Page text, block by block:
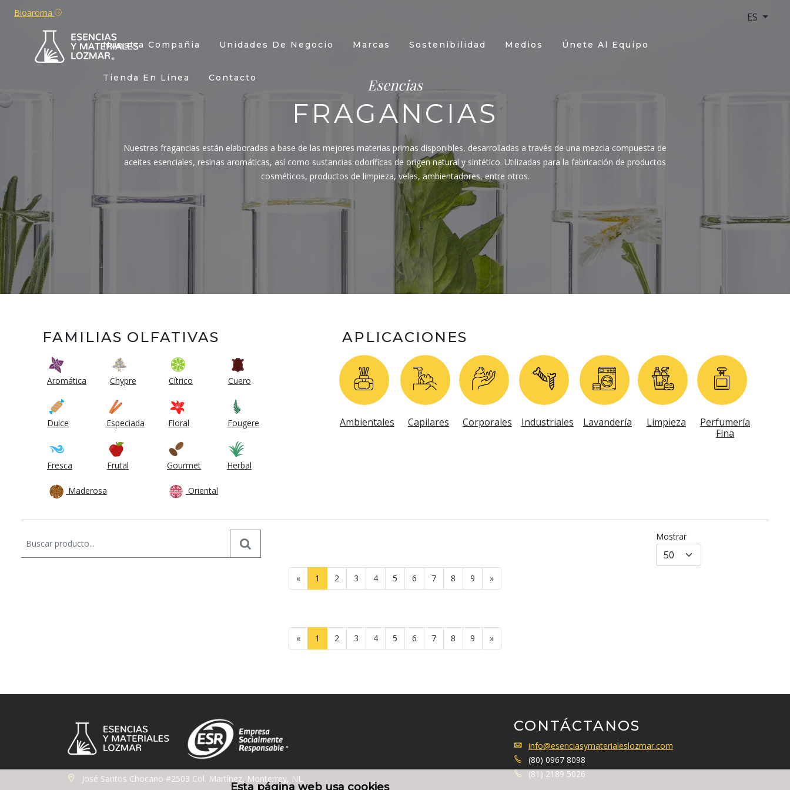
Esta página web usa cookies
Bioaroma ES
Nuestra Compañia Unidades De Negocio Marcas Sostenibilidad Medios Únete Al Equipo
Tienda En Línea Contacto Esencias
FRAGANCIAS
Nuestras fragancias están elaboradas a base de las mejores materias primas disponibles, desarrolladas a través de una mezcla compuesta de
aceites esenciales, resinas aromáticas, así como sustancias odoríficas de origen natural y sintético. Utilizadas para la fabricación de productos
cosméticos, productos de limpieza, velas, ambientadores, entre otros.
FAMILIAS OLFATIVAS
Aromática Chypre Cítrico Cuero
Dulce Especiada Floral Fougere
Fresca Frutal Gourmet Herbal
Maderosa Oriental
APLICACIONES
Ambientales Capilares Corporales Industriales Lavandería Limpieza
Perfumería
Fina
Mostrar
« 1 2 3 4 5 6 7 8 9 »
« 1 2 3 4 5 6 7 8 9 »
José Santos Chocano #2503 Col. Martínez, Monterrey, NL
CONTÁCTANOS
info@esenciasymaterialeslozmar.com
(80) 0967 8098
(81) 2189 5026